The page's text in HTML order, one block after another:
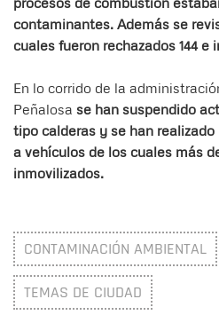
contaminantes. Además se
cuales fueron rechazados 144 e
En lo corrido de la
Peñalosa se han suspendido
tipo calderas y se han
a vehículos de los cuales más
inmovilizados.
CONTAMINACIÓN AMBIENTAL
TEMAS DE CIUDAD